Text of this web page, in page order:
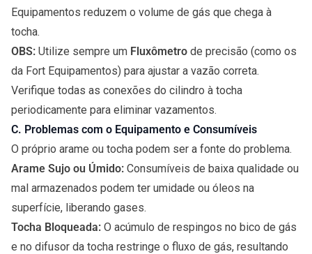
Equipamentos reduzem o volume de gás que chega à
tocha.
OBS: Utilize sempre um Fluxômetro de precisão (como os
da Fort Equipamentos) para ajustar a vazão correta.
Verifique todas as conexões do cilindro à tocha
periodicamente para eliminar vazamentos.
C. Problemas com o Equipamento e Consumíveis
O próprio arame ou tocha podem ser a fonte do problema.
Arame Sujo ou Úmido: Consumíveis de baixa qualidade ou
mal armazenados podem ter umidade ou óleos na
superfície, liberando gases.
Tocha Bloqueada: O acúmulo de respingos no bico de gás
e no difusor da tocha restringe o fluxo de gás, resultando